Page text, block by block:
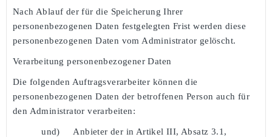
Nach Ablauf der für die Speicherung Ihrer
personenbezogenen Daten festgelegten Frist werden diese
personenbezogenen Daten vom Administrator gelöscht.
Verarbeitung personenbezogener Daten
Die folgenden Auftragsverarbeiter können die
personenbezogenen Daten der betroffenen Person auch für
den Administrator verarbeiten:
und)
Anbieter der in Artikel III, Absatz 3.1,